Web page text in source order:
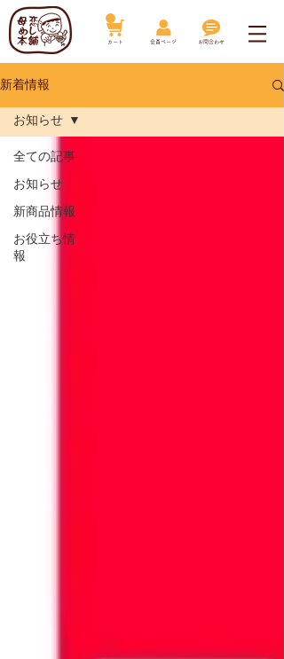
​カート ​会員ページ お問合わせ
新着情報
全ての記事
お知らせ
新商品情報
お役立ち情
報
お知らせ